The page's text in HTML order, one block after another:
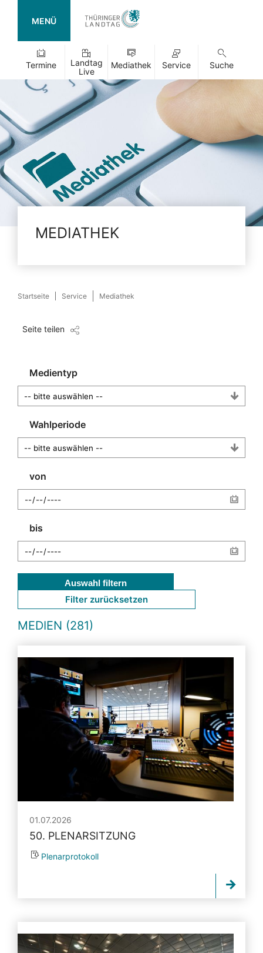
MENÜ
Termine
Landtag
Live
Mediathek Service Suche
MEDIATHEK
Startseite Service Mediathek
Seite teilen
Medientyp
Wahlperiode
von
bis
Auswahl filtern
Filter zurücksetzen
MEDIEN (281)
01.07.2026
50. PLENARSITZUNG
Plenarprotokoll